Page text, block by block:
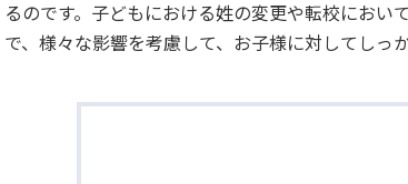
るのです。子どもにおける姓の変更や転校にお
で、様々な影響を考慮して、お子様に対してしっ